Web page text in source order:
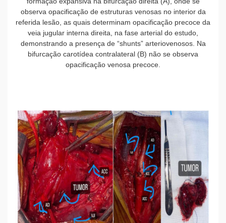
observa opacificação de estruturas venosas no interior da
referida lesão, as quais determinam opacificação precoce da
veia jugular interna direita, na fase arterial do estudo,
demonstrando a presença de “shunts” arteriovenosos. Na
bifurcação carotídea contralateral (B) não se observa
opacificação venosa precoce.